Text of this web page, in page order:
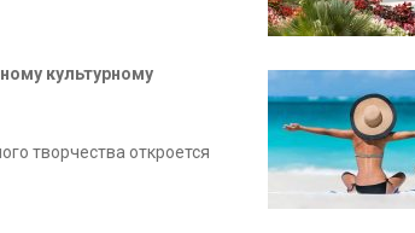
культурному
творчества откроется